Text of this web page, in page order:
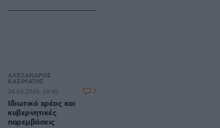
αποτύπωμα αφήνουν
στην παραγωγική βάση
ΑΛΕΞΑΝΔΡΟΣ
ΚΑΣΙΜΑΤΗΣ
Ιδιωτικό χρέος και
κυβερνητικές
παρεμβάσεις
24.06.2026, 06:45 2